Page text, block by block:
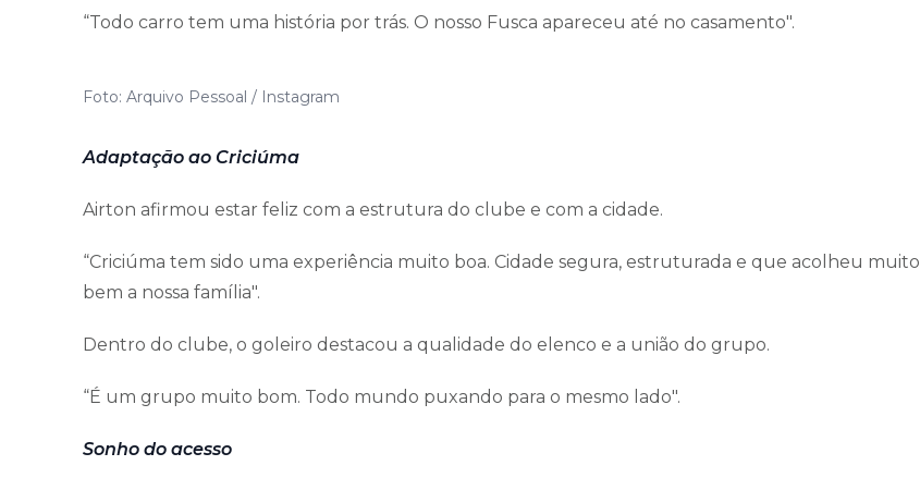
“Todo carro tem uma história por trás. O nosso Fusca apareceu até no casamento".
Foto: Arquivo Pessoal / Instagram
Adaptação ao Criciúma
Airton afirmou estar feliz com a estrutura do clube e com a cidade.
“Criciúma tem sido uma experiência muito boa. Cidade segura, estruturada e que acolheu muito
bem a nossa família".
Dentro do clube, o goleiro destacou a qualidade do elenco e a união do grupo.
“É um grupo muito bom. Todo mundo puxando para o mesmo lado".
Sonho do acesso